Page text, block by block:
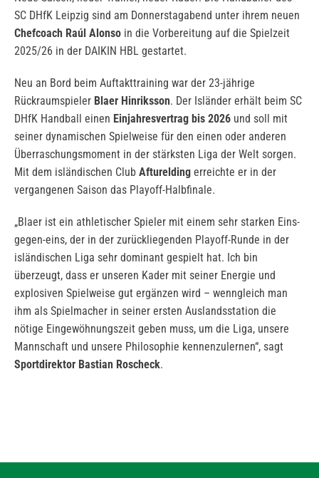
SC DHfK Leipzig sind am Donnerstagabend unter ihrem neuen
Chefcoach Raúl Alonso in die Vorbereitung auf die Spielzeit
2025/26 in der DAIKIN HBL gestartet.
Neu an Bord beim Auftakttraining war der 23-jährige
Rückraumspieler Blaer Hinriksson. Der Isländer erhält beim SC
DHfK Handball einen Einjahresvertrag bis 2026 und soll mit
seiner dynamischen Spielweise für den einen oder anderen
Überraschungsmoment in der stärksten Liga der Welt sorgen.
Mit dem isländischen Club Afturelding erreichte er in der
vergangenen Saison das Playoff-Halbfinale.
„Blaer ist ein athletischer Spieler mit einem sehr starken Eins-
gegen-eins, der in der zurückliegenden Playoff-Runde in der
isländischen Liga sehr dominant gespielt hat. Ich bin
überzeugt, dass er unseren Kader mit seiner Energie und
explosiven Spielweise gut ergänzen wird – wenngleich man
ihm als Spielmacher in seiner ersten Auslandsstation die
nötige Eingewöhnungszeit geben muss, um die Liga, unsere
Mannschaft und unsere Philosophie kennenzulernen“, sagt
Sportdirektor Bastian Roscheck.